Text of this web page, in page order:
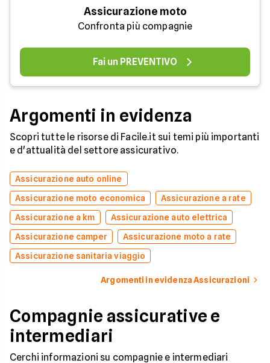
Assicurazione moto
Confronta più compagnie
Fai un PREVENTIVO
Argomenti in evidenza
Scopri tutte le risorse di Facile.it sui temi più importanti
e d'attualità del settore assicurativo.
Assicurazione auto online
Assicurazione moto economica
Assicurazione a rate
Assicurazione a km
Assicurazione auto elettrica
Assicurazione camper
Assicurazione moto a rate
Assicurazione sanitaria viaggio
Argomenti in evidenza Assicurazioni
Compagnie assicurative e
intermediari
Cerchi informazioni su compagnie e intermediari